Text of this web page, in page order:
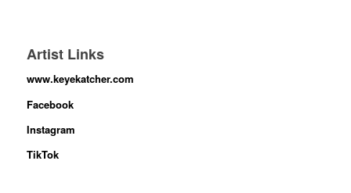
Artist Links
www.keyekatcher.com
Facebook
Instagram
TikTok